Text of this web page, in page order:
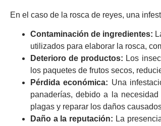
En el caso de la rosca de reyes, una
Contaminación de ingredientes:
utilizados para elaborar la rosca,
Deterioro de productos: Los
los paquetes de frutos secos,
Pérdida económica: Una
panaderías, debido a la
plagas y reparar los daños
Daño a la reputación: La